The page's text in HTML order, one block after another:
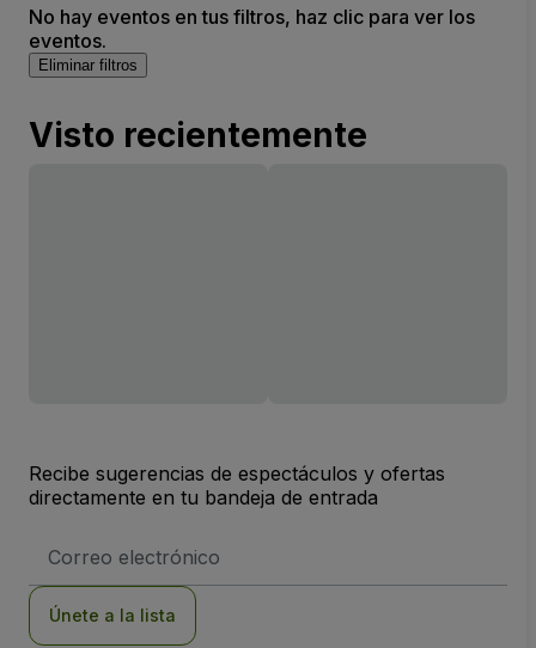
No hay eventos en tus filtros, haz clic para ver los
eventos.
Eliminar filtros
Visto recientemente
Recibe sugerencias de espectáculos y ofertas
directamente en tu bandeja de entrada
de
Únete a la lista